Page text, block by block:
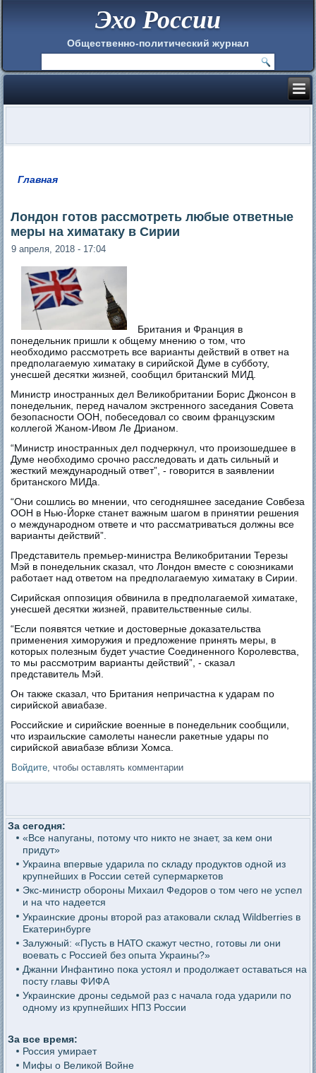
Эхо России
Общественно-политический журнал
Главная
Лондон готов рассмотреть любые ответные
меры на химатаку в Сирии
9 апреля, 2018 - 17:04
Британия и Франция в
понедельник пришли к общему мнению о том, что
необходимо рассмотреть все варианты действий в ответ на
предполагаемую химатаку в сирийской Думе в субботу,
унесшей десятки жизней, сообщил британский МИД.
Министр иностранных дел Великобритании Борис Джонсон в
понедельник, перед началом экстренного заседания Совета
безопасности ООН, побеседовал со своим французским
коллегой Жаном-Ивом Ле Дрианом.
“Министр иностранных дел подчеркнул, что произошедшее в
Думе необходимо срочно расследовать и дать сильный и
жесткий международный ответ”, - говорится в заявлении
британского МИДа.
“Они сошлись во мнении, что сегодняшнее заседание Совбеза
ООН в Нью-Йорке станет важным шагом в принятии решения
о международном ответе и что рассматриваться должны все
варианты действий”.
Представитель премьер-министра Великобритании Терезы
Мэй в понедельник сказал, что Лондон вместе с союзниками
работает над ответом на предполагаемую химатаку в Сирии.
Сирийская оппозиция обвинила в предполагаемой химатаке,
унесшей десятки жизней, правительственные силы.
“Если появятся четкие и достоверные доказательства
применения химоружия и предложение принять меры, в
которых полезным будет участие Соединенного Королевства,
то мы рассмотрим варианты действий”, - сказал
представитель Мэй.
Он также сказал, что Британия непричастна к ударам по
сирийской авиабазе.
Российские и сирийские военные в понедельник сообщили,
что израильские самолеты нанесли ракетные удары по
сирийской авиабазе вблизи Хомса.
Войдите , чтобы оставлять комментарии
За сегодня:
«Все напуганы, потому что никто не знает, за кем они
придут»
Украина впервые ударила по складу продуктов одной из
крупнейших в России сетей супермаркетов
Экс-министр обороны Михаил Федоров о том чего не успел
и на что надеется
Украинские дроны второй раз атаковали склад Wildberries в
Екатеринбурге
Залужный: «Пусть в НАТО скажут честно, готовы ли они
воевать с Россией без опыта Украины?»
Джанни Инфантино пока устоял и продолжает оставаться на
посту главы ФИФА
Украинские дроны седьмой раз с начала года ударили по
одному из крупнейших НПЗ России
За все время:
Россия умирает
Мифы о Великой Войне